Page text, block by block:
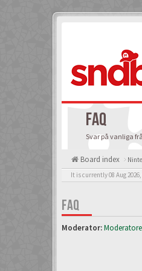
FAQ
Svar på vanliga
Board index
It is currently 08 Aug 2026,
FAQ
Moderator: